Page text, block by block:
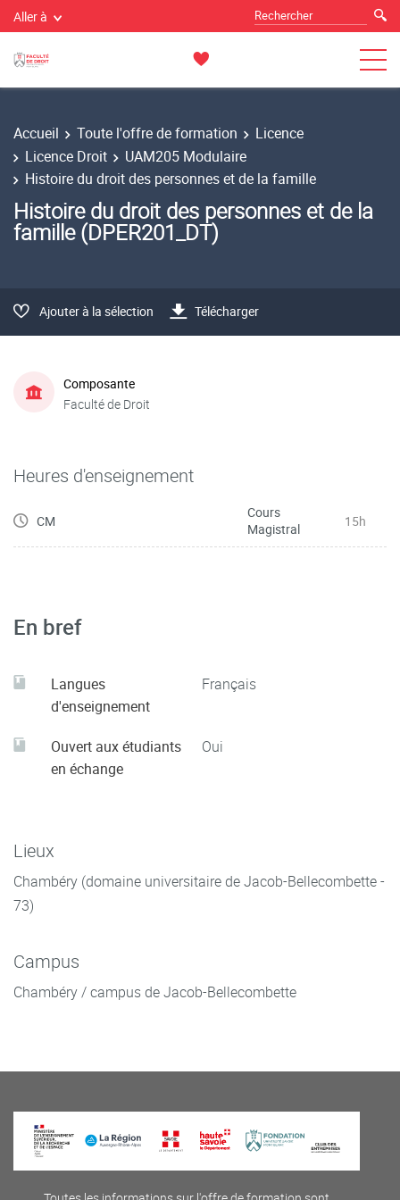
Aller à
Accueil Toute l'offre de formation
Licence
Licence Droit
UAM205 Modulaire
Histoire du droit des personnes et de la famille
Histoire du droit des personnes et de la
famille (DPER201_DT)
Ajouter à la sélection Télécharger
Composante
Faculté de Droit
Heures d'enseignement
CM
Cours
Magistral
15h
En bref
Langues
d'enseignement
Français
Ouvert aux étudiants
en échange
Oui
Lieux
Chambéry (domaine universitaire de Jacob-Bellecombette -
73)
Campus
Chambéry / campus de Jacob-Bellecombette